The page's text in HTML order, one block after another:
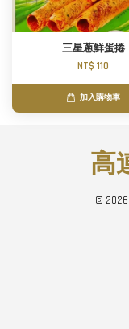
三星蔥鮮蛋捲
NT$ 110
加入購物車
高
©